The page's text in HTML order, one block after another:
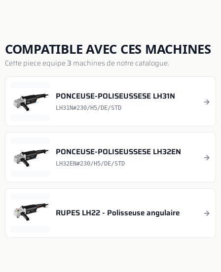
COMPATIBLE AVEC CES MACHINES
Cette piece equipe 3 machines de notre catalogue.
PONCEUSE-POLISEUSSESE LH31N
LH31N#230/H5/DE/STD
PONCEUSE-POLISEUSSESE LH32EN
LH32EN#230/H5/DE/STD
RUPES LH22 - Polisseuse angulaire